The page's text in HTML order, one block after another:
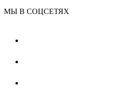
МЫ В СОЦСЕТЯХ